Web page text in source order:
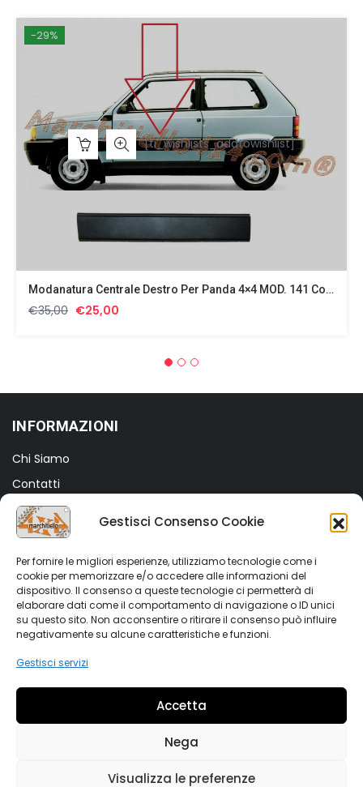
Gestisci Consenso Cookie
Per fornire le migliori esperienze, utilizziamo tecnologie come i
cookie per memorizzare e/o accedere alle informazioni del
dispositivo. Il consenso a queste tecnologie ci permetterà di
elaborare dati come il comportamento di navigazione o ID unici
su questo sito. Non acconsentire o ritirare il consenso può influire
negativamente su alcune caratteristiche e funzioni.
Gestisci servizi
Accetta
Nega
Visualizza le preferenze
-29%
[ti_wishlists_addtowishlist]
Modanatura Centrale Destro Per Panda 4×4 MOD. 141 Con Bottoni Di Fissaggio
€35,00 Il€25,00
INFORMAZIONI
Chi Siamo
Contatti
Termini e Condizioni
Privacy Policy
Cookie Policy (UE)
SHOP
Shop
My account
Wishlist
Copyright 2022 Marchitiello s.r.l. All rights reserved. Partiva